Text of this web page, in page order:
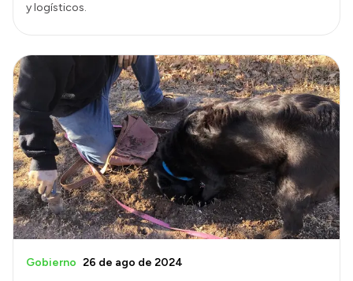
y logísticos.
Gobierno 26 de ago de 2024